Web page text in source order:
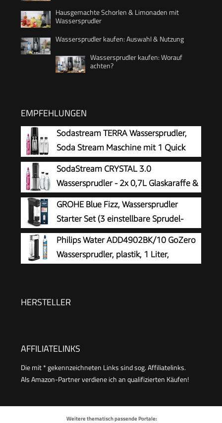
Hausgemachte Schorlen & Limonaden mit
Wassersprudler
Wassersprudler kaufen: Auswahl & Nutzung
Wassersprudler kaufen: Worauf
achten?
EMPFEHLUNGEN
Sodastream TERRA Wassersprudler,
Soda Stream Maschine mit 1 Quick
Connect 60L CO2-Zylinder, 2x 1L und
3x 1L spülmaschinengeeignete Kunststoff-
Sprudlerflaschen, Höhe 44 cm, Schwarz
SodaStream CRYSTAL 3.0
Wassersprudler - 2x 0,7L Glaskaraffe &
CO2-Zylinder
GROHE Blue Fizz, Wassersprudler
Starter Set (3 einstellbare Sprudel-
Stufen, ohne CO2 Flasche, 1x 0,85l
Wasserflasche + Reinigungspulver), schwarz,
31943K00
Philips Water ADD4902BK/10 GoZero
Wassersprudler, plastik, 1 Liter,
HERSTELLER
AFFILIATELINKS
Die mit * gekennzeichneten Links sind sog. Affiliatelinks.
Als Amazon-Partner verdiene ich an qualifizierten Käufen!
Weitere thematisch passende Portale: